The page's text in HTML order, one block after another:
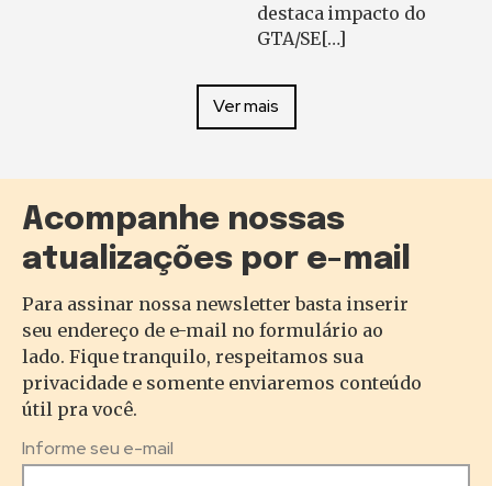
destaca impacto do
GTA/SE[…]
Ver mais
Acompanhe nossas
atualizações por e-mail
Para assinar nossa newsletter basta inserir
seu endereço de e-mail no formulário ao
lado. Fique tranquilo, respeitamos sua
privacidade e somente enviaremos conteúdo
útil pra você.
Informe seu e-mail